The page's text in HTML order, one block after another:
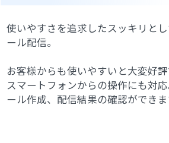
使いやすさを追求したスッキリと
ール配信。
お客様からも使いやすいと大変好評
スマートフォンからの操作にも対
ール作成、配信結果の確認ができま